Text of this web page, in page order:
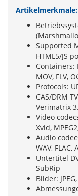
Artikelmerkmale:
Supported
HTML5/JS
Containers:
MOV, FLV,
Protocols:
CAS/DRM
Verimatrix
Video
Xvid,
Audio
WAV, FLAC,
Untertitel
SubRip
Bilder: